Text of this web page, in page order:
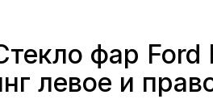
фар Ford
левое и